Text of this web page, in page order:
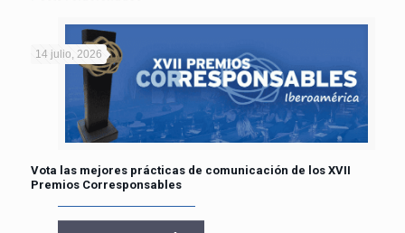
14 julio, 2026
Vota las mejores prácticas de comunicación de los XVII
Premios Corresponsables